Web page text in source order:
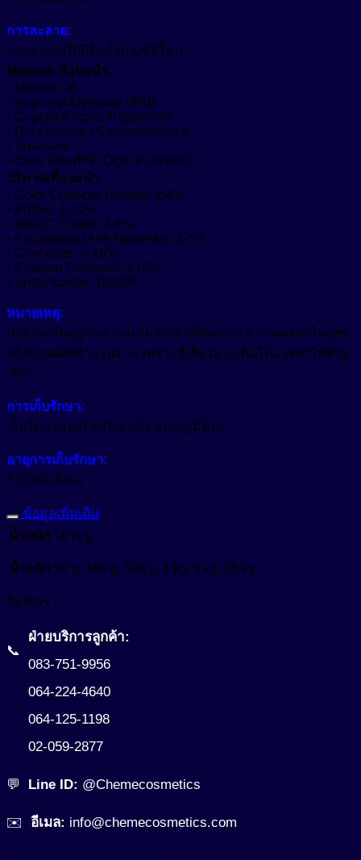
การละลาย:
กระจายตัวได้ดีในน้ำมัน/ซิลิโคน
Medium ที่แนะนำ:
• Mineral Oil
• Isopropyl Myristate (IPM)
• Caprylic/Capric Triglyceride
• Dimethicone / Cyclomethicone
• Squalane
• Ester Oils (IPP, Octyl Palmitate)
ปริมาณที่แนะนำ
• Color Corrector (Green): 2-8%
• Primer: 3-10%
• BB/CC Cream: 3-8%
• Foundation (Anti-Redness): 2-5%
• Concealer: 5-15%
• Cushion Compact: 3-10%
• Spot Powder: 10-20%
หมายเหตุ:
ปริมาณขึ้นอยู่กับความเข้มสีเขียวที่ต้องการ ควรทดสอบในสูตร
จริงก่อนผลิตจำนวนมาก เพราะสีเขียวมากเกินไปอาจทำให้ผิวดู
เขียว
การเก็บรักษา:
เก็บในภาชนะปิดสนิท แห้ง อุณหภูมิห้อง
อายุการเก็บรักษา:
5 ปี (60 เดือน)
ข้อมูลเพิ่มเติม
น้ำหนัก ไม่ระบุ
น้ำหนัก 50 g, 100 g, 500 g, 1 kg, 5 kg, 25 kg
ติดต่อเรา
📞
ฝ่ายบริการลูกค้า:
083-751-9956
064-224-4640
064-125-1198
02-059-2877
💬 Line ID: @Chemecosmetics
✉️ อีเมล: info@chemecosmetics.com